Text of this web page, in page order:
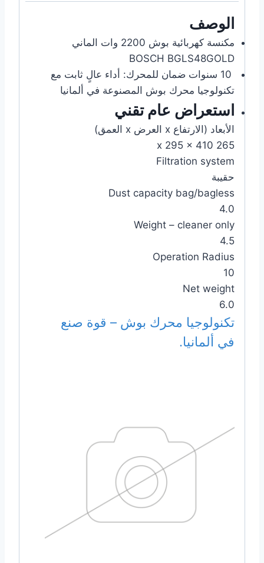
الوصف
مكنسة كهربائية بوش 2200 وات الماني
BOSCH BGLS48GOLD
10 سنوات ضمان للمحرك:
أداء عالٍ ثابت مع
تكنولوجيا محرك بوش المصنوعة في ألمانيا
استعراض عام تقني
الأبعاد (الارتفاع x العرض x العمق)
265 x 295 x 410
Filtration system
حقيبة
Dust capacity bag/bagless
4.0
Weight – cleaner only
4.5
Operation Radius
10
Net weight
6.0
تكنولوجيا محرك بوش – قوة صنع
في ألمانيا.